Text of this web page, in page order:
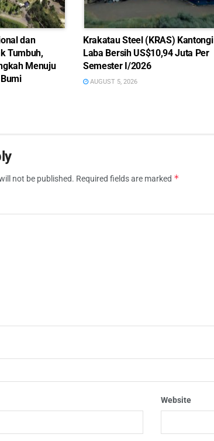
dan
Tumbuh,
Menuju
Krakatau Steel (KRAS) Kantongi
Laba Bersih US$10,94 Juta Per
Semester I/2026
AUGUST 5, 2026
not be published. Required fields are marked *
Website